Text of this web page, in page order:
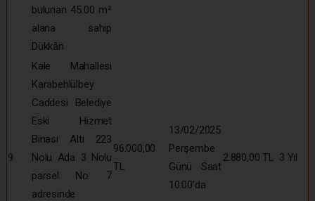
bulunan 45.00 m²
alana sahip
Dükkân
9
Kale Mahallesi
Karabehlülbey
Caddesi Belediye
Eski Hizmet
Binası Altı 223
Nolu Ada 3 Nolu
parsel No: 7
adresinde
96.000,00
TL
13/02/2025
Perşembe
Günü Saat
10:00’da
2.880,00 TL 3 Yıl